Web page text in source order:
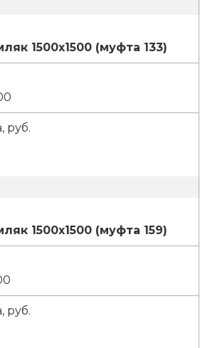
1500х1500 (муфта 133)
1500х1500 (муфта 159)